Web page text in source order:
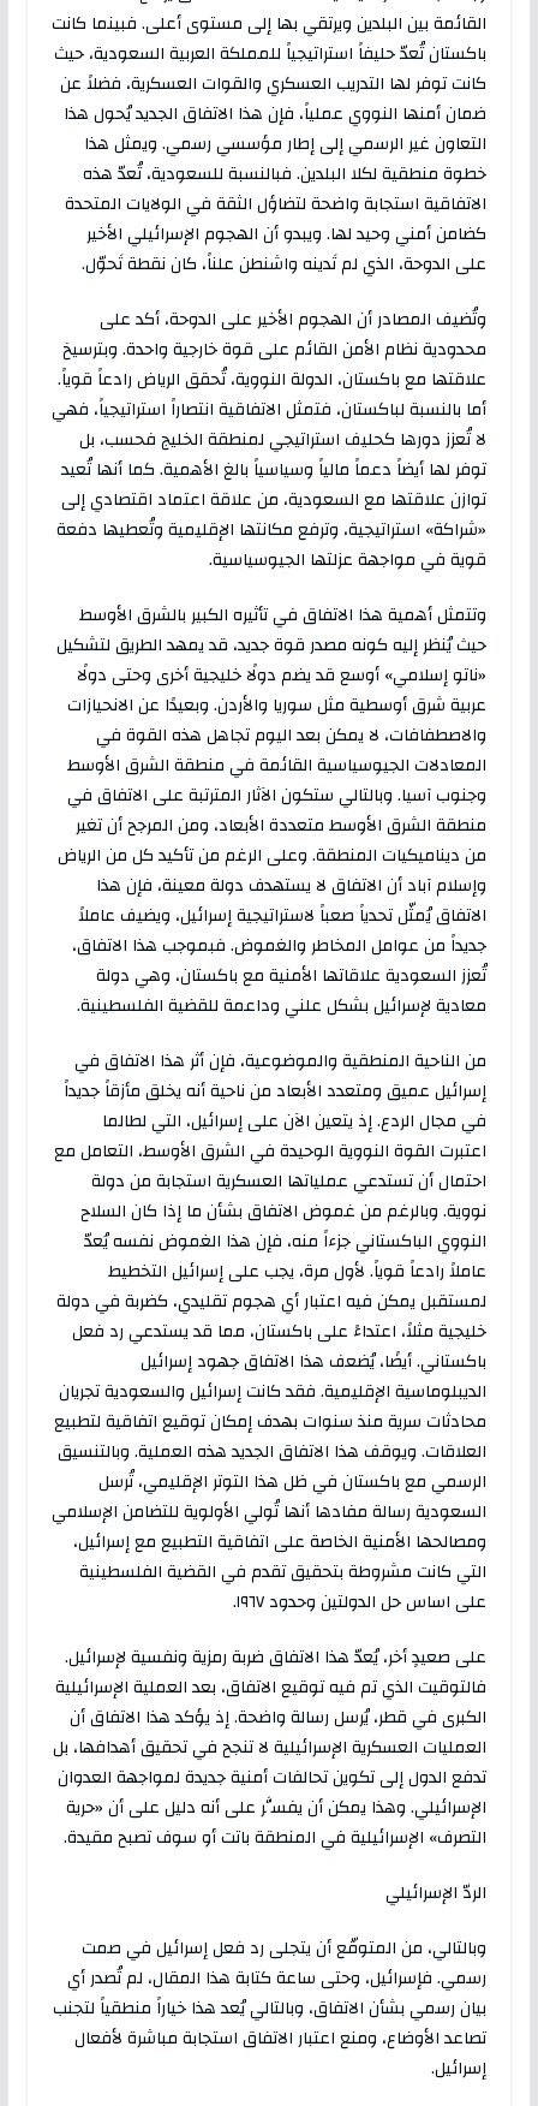
القائمة بين البلدين ويرتقي بها إلى مستوى أعلى. فبينما كانت
باكستان تُعدّ حليفاً استراتيجياً للمملكة العربية السعودية، حيث
كانت توفر لها التدريب العسكري والقوات العسكرية، فضلاً عن
ضمان أمنها النووي عملياً، فإن هذا الاتفاق الجديد يُحول هذا
التعاون غير الرسمي إلى إطار مؤسسي رسمي. ويمثل هذا
خطوة منطقية لكلا البلدين. فبالنسبة للسعودية، تُعدّ هذه
الاتفاقية استجابة واضحة لتضاؤل ​​الثقة في الولايات المتحدة
كضامن أمني وحيد لها. ويبدو أن الهجوم الإسرائيلي الأخير
على الدوحة، الذي لم تَدينه واشنطن علناً، كان نقطة تَحوّل.
وتُضيف المصادر أن الهجوم الأخير على الدوحة، أكد على
محدودية نظام الأمن القائم على قوة خارجية واحدة. وبترسيخ
علاقتها مع باكستان، الدولة النووية، تُحقق الرياض رادعاً قوياً.
أما بالنسبة لباكستان، فتمثل الاتفاقية انتصاراً استراتيجياً، فهي
لا تُعزز دورها كحليف استراتيجي لمنطقة الخليج فحسب، بل
توفر لها أيضاً دعماً مالياً وسياسياً بالغ الأهمية. كما أنها تُعيد
توازن علاقتها مع السعودية، من علاقة اعتماد اقتصادي إلى
«شراكة» استراتيجية، وترفع مكانتها الإقليمية وتُعطيها دفعة
قوية في مواجهة عزلتها الجيوسياسية.
وتتمثل أهمية هذا الاتفاق في تأثيره الكبير بالشرق الأوسط
حيث يُنظر إليه كونه مصدر قوة جديد، قد يمهد الطريق لتشكيل
«ناتو إسلامي» أوسع قد يضم دولًا خليجية أخرى وحتى دولًا
عربية شرق أوسطية مثل سوريا والأردن. وبعيدًا عن الانحيازات
والاصطفافات، لا يمكن بعد اليوم تجاهل هذه القوة في
المعادلات الجيوسياسية القائمة في منطقة الشرق الأوسط
وجنوب آسيا. وبالتالي ستكون الآثار المترتبة على الاتفاق في
منطقة الشرق الأوسط متعددة الأبعاد، ومن المرجح أن تغير
من ديناميكيات المنطقة. وعلى الرغم من تأكيد كل من الرياض
وإسلام آباد أن الاتفاق لا يستهدف دولة معينة، فإن هذا
الاتفاق يُمثّل تحدياً صعباً لاستراتيجية إسرائيل، ويضيف عاملاً
جديداً من عوامل المخاطر والغموض. فبموجب هذا الاتفاق،
تُعزز السعودية علاقاتها الأمنية مع باكستان، وهي دولة
معادية لإسرائيل بشكل علني وداعمة للقضية الفلسطينية.
من الناحية المنطقية والموضوعية، فإن أثر هذا الاتفاق في
إسرائيل عميق ومتعدد الأبعاد من ناحية أنه يخلق مأزقاً جديداً
في مجال الردع. إذ يتعين الآن على إسرائيل، التي لطالما
اعتبرت القوة النووية الوحيدة في الشرق الأوسط، التعامل مع
احتمال أن تستدعي عملياتها العسكرية استجابة من دولة
نووية. وبالرغم من غموض الاتفاق بشأن ما إذا كان السلاح
النووي الباكستاني جزءاً منه، فإن هذا الغموض نفسه يُعدّ
عاملاً رادعاً قوياً. لأول مرة، يجب على إسرائيل التخطيط
لمستقبل يمكن فيه اعتبار أي هجوم تقليدي، كضربة في دولة
خليجية مثلاً، اعتداءً على باكستان، مما قد يستدعي رد فعل
باكستاني. أيضًا، يُضعف هذا الاتفاق جهود إسرائيل
الديبلوماسية الإقليمية. فقد كانت إسرائيل والسعودية تجريان
محادثات سرية منذ سنوات بهدف إمكان توقيع اتفاقية لتطبيع
العلاقات. ويوقف هذا الاتفاق الجديد هذه العملية. وبالتنسيق
الرسمي مع باكستان في ظل هذا التوتر الإقليمي، تُرسل
السعودية رسالة مفادها أنها تُولي الأولوية للتضامن الإسلامي
ومصالحها الأمنية الخاصة على اتفاقية التطبيع مع إسرائيل،
التي كانت مشروطة بتحقيق تقدم في القضية الفلسطينية
على اساس حل الدولتين وحدود ١٩٦٧.
على صعيدٍ أخر، يُعدّ هذا الاتفاق ضربة رمزية ونفسية لإسرائيل.
فالتوقيت الذي تم فيه توقيع الاتفاق، بعد العملية الإسرائيلية
الكبرى في قطر، يُرسل رسالة واضحة. إذ يؤكد هذا الاتفاق أن
العمليات العسكرية الإسرائيلية لا تنجح في تحقيق أهدافها، بل
تدفع الدول إلى تكوين تحالفات أمنية جديدة لمواجهة العدوان
الإسرائيلي. وهذا يمكن أن يفسَّر على أنه دليل على أن «حرية
التصرف» الإسرائيلية في المنطقة باتت أو سوف تصبح مقيدة.
الردّ الإسرائيلي
وبالتالي، من المتوقّع أن يتجلى رد فعل إسرائيل في صمت
رسمي. فإسرائيل، وحتى ساعة كتابة هذا المقال، لم تُصدر أي
بيان رسمي بشأن الاتفاق، وبالتالي يُعد هذا خياراً منطقياً لتجنب
تصاعد الأوضاع، ومنع اعتبار الاتفاق استجابة مباشرة لأفعال
إسرائيل.